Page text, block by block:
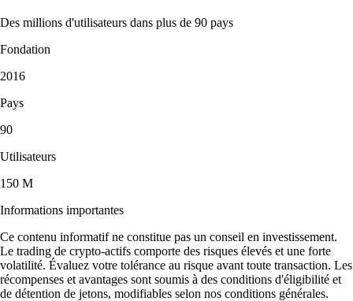
Des millions d'utilisateurs dans plus de 90 pays
Fondation
2016
Pays
90
Utilisateurs
150 M
Informations importantes
Ce contenu informatif ne constitue pas un conseil en investissement.
Le trading de crypto-actifs comporte des risques élevés et une forte
volatilité. Évaluez votre tolérance au risque avant toute transaction. Les
récompenses et avantages sont soumis à des conditions d'éligibilité et
de détention de jetons, modifiables selon nos conditions générales.